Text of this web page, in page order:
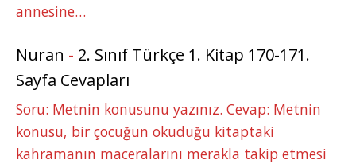
annesine…
Nuran - 2. Sınıf Türkçe 1. Kitap 170-171.
Sayfa Cevapları
Soru: Metnin konusunu yazınız. Cevap: Metnin
konusu, bir çocuğun okuduğu kitaptaki
kahramanın maceralarını merakla takip etmesi